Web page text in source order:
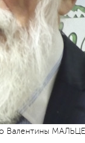
Валентины